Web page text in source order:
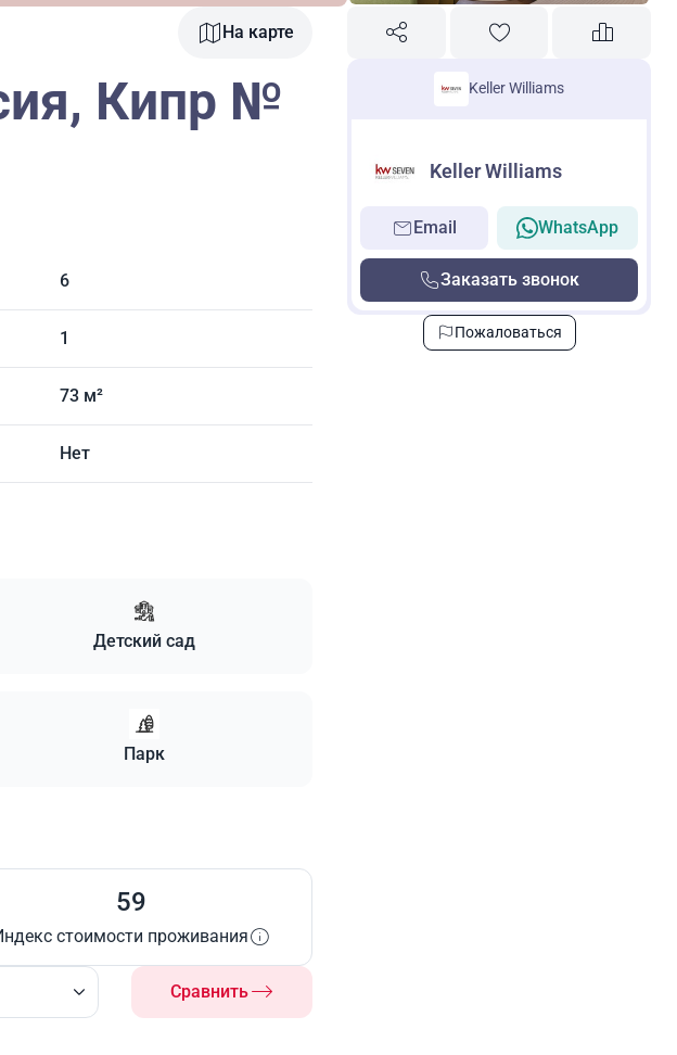
На карте
Кипр №
6
1
73 м²
Нет
Детский сад
Парк
59
стоимости проживания
Сравнить
Keller Williams
Keller Williams
Email WhatsApp
Заказать звонок
Пожаловаться